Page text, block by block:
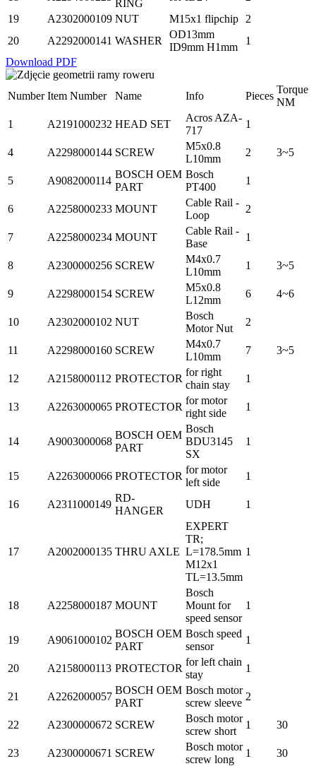
RING
19
A2302000109 NUT M15x1 flipchip
2
20
A2292000141 WASHER
OD13mm
ID9mm H1mm
1
Download PDF
Number Item Number Name Info Pieces
Torque
NM
1
A2191000232 HEAD SET
Acros AZA-
717
1
4 A2298000144 SCREW
M5x0.8
L10mm
2 3~5
5 A9082000114
BOSCH OEM
PART
Bosch
PT400
1
6 A2258000233 MOUNT
Cable Rail -
Loop
2
7 A2258000234 MOUNT
Cable Rail -
Base
1
8 A2300000256 SCREW
M4x0.7
L10mm
1 3~5
9 A2298000154 SCREW
M5x0.8
L12mm
6 4~6
10 A2302000102 NUT
Bosch
Motor Nut
2
11 A2298000160 SCREW
M4x0.7
L10mm
7 3~5
12 A2158000112 PROTECTOR
for right
chain stay
1
13 A2263000065 PROTECTOR
for motor
right side
1
14 A9003000068
BOSCH OEM
PART
Bosch
BDU3145
SX
1
15 A2263000066 PROTECTOR
for motor
left side
1
16 A2311000149
RD-
HANGER
UDH 1
17 A2002000135 THRU AXLE
EXPERT
TR;
L=178.5mm
M12x1
TL=13.5mm
1
18 A2258000187 MOUNT
Bosch
Mount for
speed sensor
1
19 A9061000102
BOSCH OEM
PART
Bosch speed
sensor
1
20 A2158000113 PROTECTOR
for left chain
stay
1
21 A2262000057
BOSCH OEM
PART
Bosch motor
screw sleeve
2
22 A2300000672 SCREW
Bosch motor
screw short
1 30
23 A2300000671 SCREW
Bosch motor
screw long
1 30